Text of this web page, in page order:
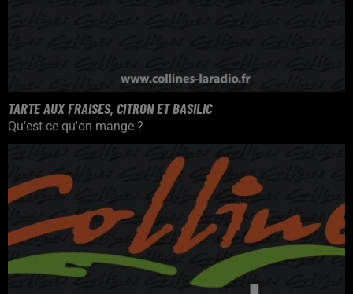
TARTE AUX FRAISES, CITRON ET BASILIC
Qu'est-ce qu'on mange ?